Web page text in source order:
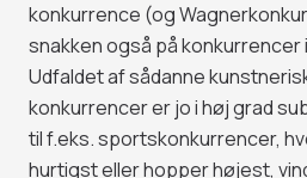
konkurrence (og
snakken også på konkurrencer
Udfaldet af sådanne
konkurrencer er jo i høj grad
til f.eks. sportskonkurrencer,
hurtigst eller hopper højest,